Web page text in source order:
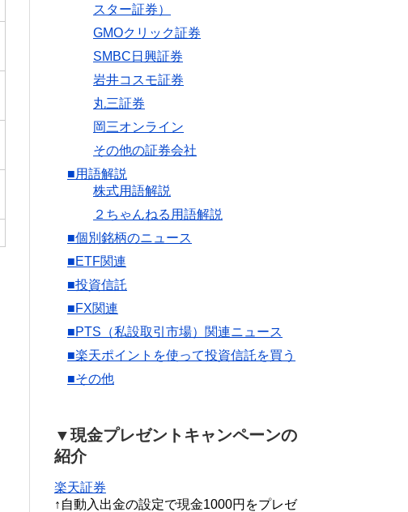
スター証券）
GMOクリック証券
SMBC日興証券
岩井コスモ証券
丸三証券
岡三オンライン
その他の証券会社
■用語解説
株式用語解説
２ちゃんねる用語解説
■個別銘柄のニュース
■ETF関連
■投資信託
■FX関連
■PTS（私設取引市場）関連ニュース
■楽天ポイントを使って投資信託を買う
■その他
▼現金プレゼントキャンペーンの
紹介
楽天証券
↑自動入出金の設定で現金1000円をプレゼ